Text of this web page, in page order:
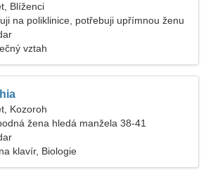
Blíženci
na poliklinice, potřebuji upřímnou ženu
vztah
Kozoroh
žena hledá manžela 38-41
klavír, Biologie